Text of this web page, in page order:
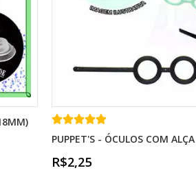
PUPPET'S - ÓCULOS COM
R$2,25